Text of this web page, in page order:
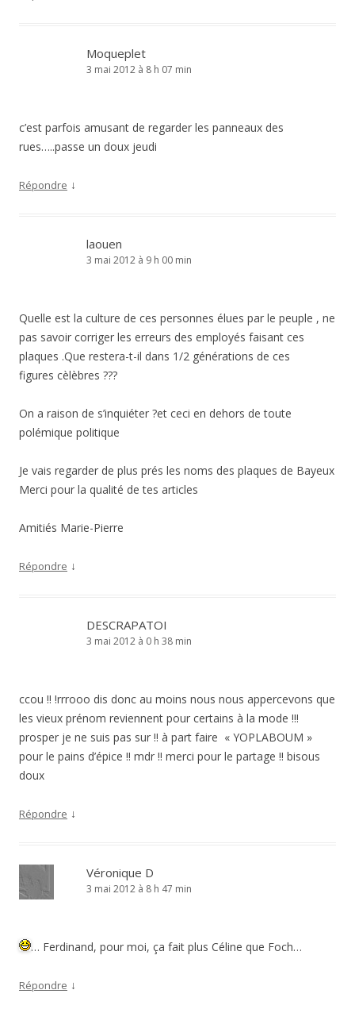
Moqueplet
3 mai 2012 à 8 h 07 min
c’est parfois amusant de regarder les panneaux des
rues…..passe un doux jeudi
Répondre ↓
laouen
3 mai 2012 à 9 h 00 min
Quelle est la culture de ces personnes élues par le peuple , ne
pas savoir corriger les erreurs des employés faisant ces
plaques .Que restera-t-il dans 1/2 générations de ces
figures cèlèbres ???
On a raison de s’inquiéter ?et ceci en dehors de toute
polémique politique
Je vais regarder de plus prés les noms des plaques de Bayeux
Merci pour la qualité de tes articles
Amitiés Marie-Pierre
Répondre ↓
DESCRAPATOI
3 mai 2012 à 0 h 38 min
ccou !! !rrrooo dis donc au moins nous nous appercevons que
les vieux prénom reviennent pour certains à la mode !!!
prosper je ne suis pas sur !! à part faire « YOPLABOUM »
pour le pains d’épice !! mdr !! merci pour le partage !! bisous
doux
Répondre ↓
Véronique D
3 mai 2012 à 8 h 47 min
… Ferdinand, pour moi, ça fait plus Céline que Foch…
Répondre ↓